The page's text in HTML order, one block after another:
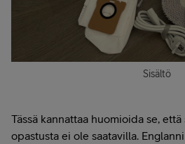
Sisältö
Tässä kannattaa huomioida se,
opastusta ei ole saatavilla.